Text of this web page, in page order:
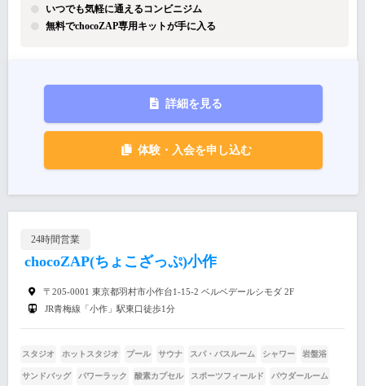
いつでも気軽に通えるコンビニジム
無料でchocoZAP専用キットが手に入る
詳細を見る
体験・入会を申し込む
24時間営業
chocoZAP(ちょこざっぷ)小作
〒205-0001 東京都羽村市小作台1-15-2 ベルベデールシモダ 2F
JR青梅線「小作」駅東口徒歩1分
スタジオ ホットスタジオ プール サウナ スパ・バスルーム シャワー 岩盤浴
サンドバッグ パワーラック 酸素カプセル スポーツフィールド パウダールーム